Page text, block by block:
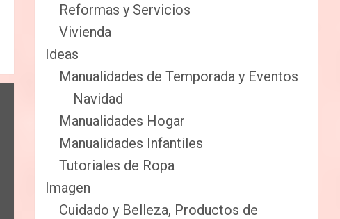
Reformas y Servicios
Vivienda
Ideas
Manualidades de Temporada y Eventos
Navidad
Manualidades Hogar
Manualidades Infantiles
Tutoriales de Ropa
Imagen
Cuidado y Belleza, Productos de